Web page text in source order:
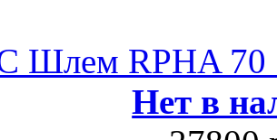
Шлем RPHA 70
Нет в